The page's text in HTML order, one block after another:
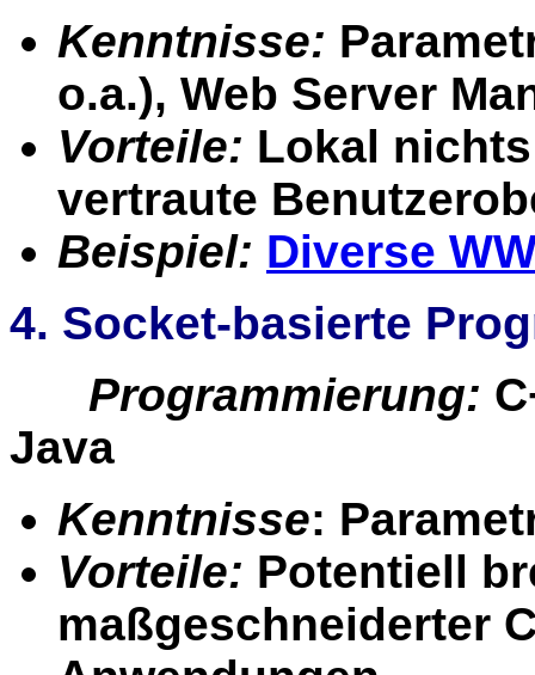
Kenntnisse:
o.a.), Web Server
Vorteile: Lokal
vertraute
Beispiel: Diverse
4. Socket-basierte
Programmierung:
Java
Kenntnisse:
Vorteile: Potentiell
maßgeschneiderter